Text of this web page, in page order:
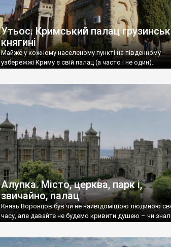
Утьос. Кримський палац
княгині
Майже у кожному населеному пункті на південному
узбережжі Криму є свій палац (а часто і не один).
Алупка. Місто, церква, парк і,
звичайно, палац
Князь Воронцов був чи не найвідомішою людиною
часу, але давайте не будемо кривити душею – чи